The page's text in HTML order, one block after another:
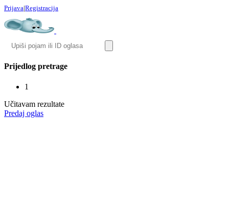
Prijava|Registracija
Prijedlog pretrage
1
Učitavam rezultate
Predaj oglas